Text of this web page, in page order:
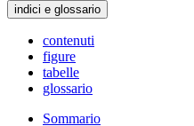
indici e glossario
contenuti
figure
tabelle
glossario
Sommario